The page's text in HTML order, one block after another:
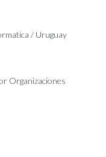
/ Uruguay
Organizaciones